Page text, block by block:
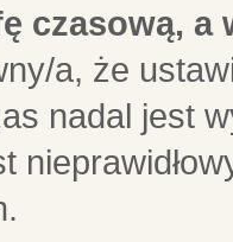
czasową,
a, że
nadal jest